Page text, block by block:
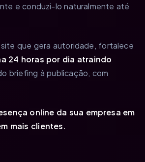
e conduzi-lo naturalmente até
que gera autoridade, fortalece
24 horas por dia atraindo
briefing à publicação, com
online da sua empresa em
mais clientes.